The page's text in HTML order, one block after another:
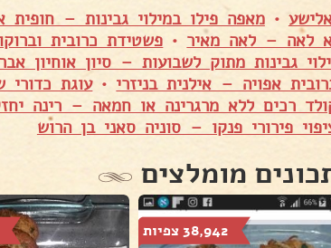
•מאפה פילו במילוי גבינות – חופית
לאה – לאה מאיר • פשטידת כרובית
גבינות מתוק לשבועות – סיון אוחיון
אפויה – אילנית בניזרי •עוגת כדורי
רכים ללא מרגרינה או חמאה – רינה
פירורי פנקו – סוניה סאני בן הרוש
מומלצים
38,942 צפיות